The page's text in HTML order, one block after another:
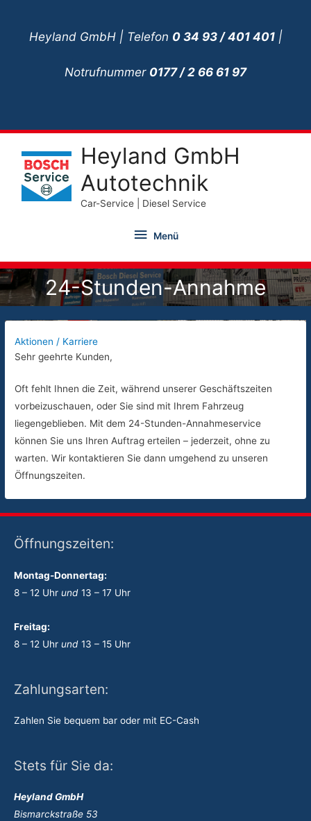
springenHeyland GmbH | Telefon 0 34 93 / 401 401|
Notrufnummer 0177 / 2 66 61 97
Heyland GmbH
Autotechnik
Car-Service | Diesel Service
Menü
Menü
24-Stunden-Annahme
Aktionen / Karriere
Sehr geehrte Kunden,
Oft fehlt Ihnen die Zeit, während unserer Geschäftszeiten
vorbeizuschauen, oder Sie sind mit Ihrem Fahrzeug
liegengeblieben. Mit dem 24-Stunden-Annahmeservice
können Sie uns Ihren Auftrag erteilen – jederzeit, ohne zu
warten. Wir kontaktieren Sie dann umgehend zu unseren
Öffnungszeiten.
Öffnungszeiten:
Montag-Donnertag:
8 – 12 Uhr und 13 – 17 Uhr
Freitag:
8 – 12 Uhr und 13 – 15 Uhr
Zahlungsarten:
Zahlen Sie bequem bar oder mit EC-Cash
Stets für Sie da:
Heyland GmbH
Bismarckstraße 53